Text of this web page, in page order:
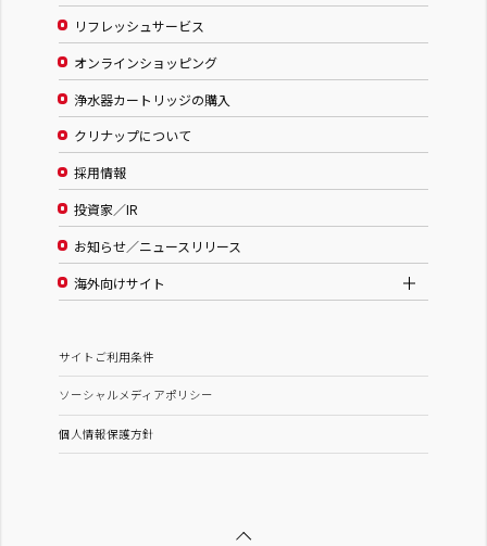
リフレッシュサービス
オンラインショッピング
浄水器カートリッジの購入
クリナップについて
採用情報
投資家／IR
お知らせ／ニュースリリース
海外向けサイト
サイトご利用条件
ソーシャルメディアポリシー
個人情報保護方針